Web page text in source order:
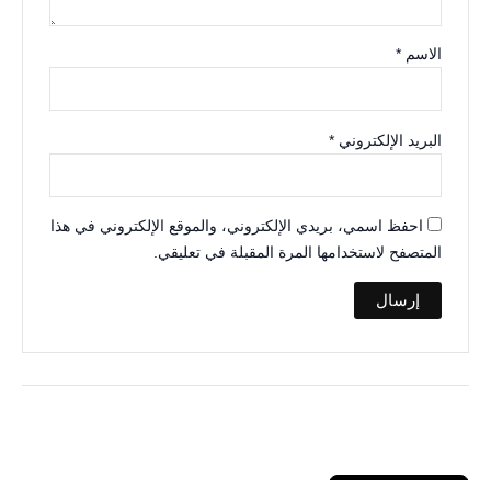
الاسم*
البريد الإلكتروني*
احفظ اسمي، بريدي الإلكتروني، والموقع الإلكتروني في هذا
المتصفح لاستخدامها المرة المقبلة في تعليقي.